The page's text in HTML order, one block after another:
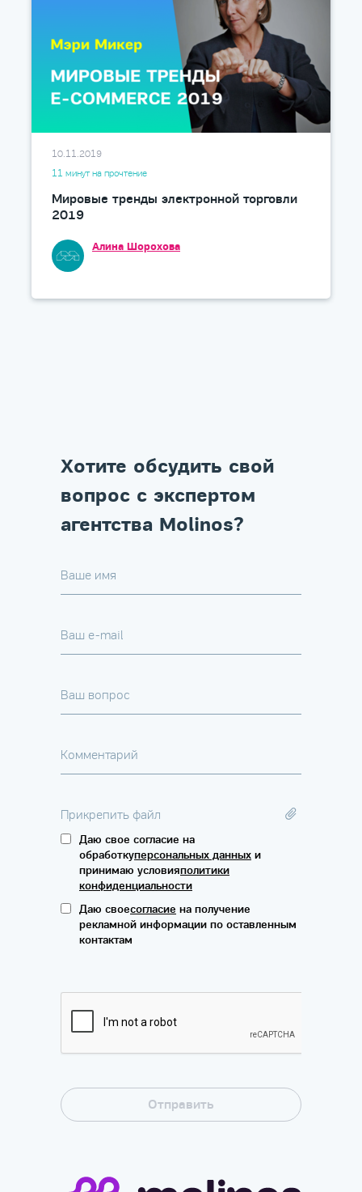
10.11.2019
11 минут на прочтение
Мировые тренды электронной торговли
2019
Алина Шорохова
Хотите обсудить свой
вопрос с экспертом
агентства Molinos?
Ваше имя
Ваш e-mail
Ваш вопрос
Комментарий
Прикрепить файл
Даю свое согласие на
обработкуперсональных данных и
принимаю условияполитики
конфиденциальности
Даю своесогласие на получение
рекламной информации по оставленным
контактам